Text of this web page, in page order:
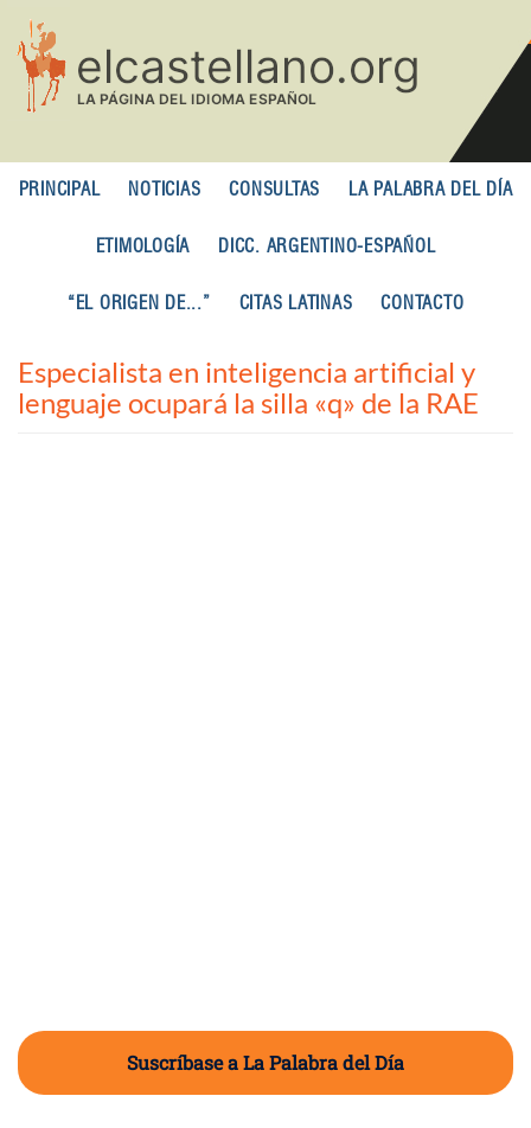
contenido
principal
PRINCIPAL NOTICIAS CONSULTAS LA PALABRA DEL DÍA
ETIMOLOGÍA DICC. ARGENTINO-ESPAÑOL
“EL ORIGEN DE...” CITAS LATINAS CONTACTO
Especialista en inteligencia artificial y
lenguaje ocupará la silla «q» de la RAE
Suscríbase a La Palabra del Día